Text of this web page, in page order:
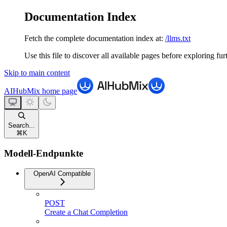
Documentation Index
Fetch the complete documentation index at: /llms.txt
Use this file to discover all available pages before exploring
Skip to main content
AIHubMix home page
Search...
⌘ K
Modell-Endpunkte
OpenAI Compatible
POST
Create a Chat Completion